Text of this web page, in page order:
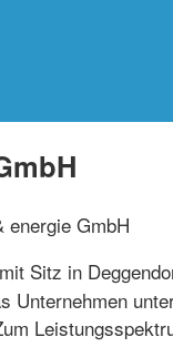
energie GmbH
mit Sitz in
Unternehmen